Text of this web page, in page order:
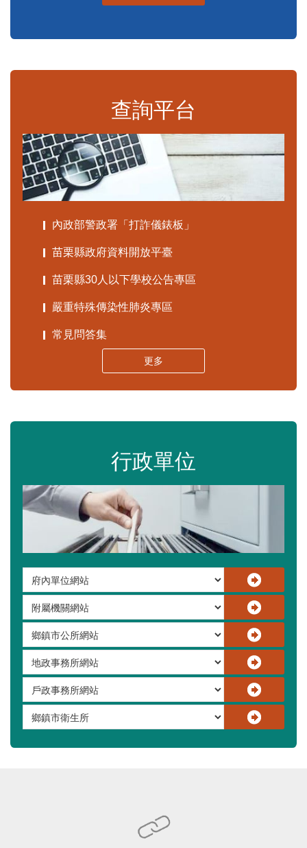
查詢平台
內政部警政署「打詐儀錶板」
苗栗縣政府資料開放平臺
苗栗縣30人以下學校公告專區
嚴重特殊傳染性肺炎專區
常見問答集
更多
行政單位